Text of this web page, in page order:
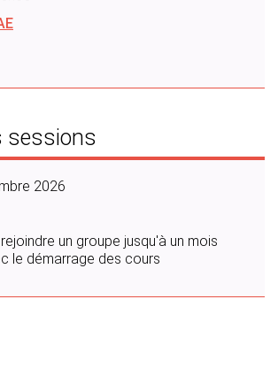
sessions
2026
un groupe jusqu'à un mois
le démarrage des cours